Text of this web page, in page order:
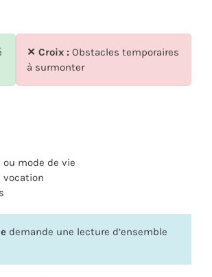
✕ Croix :Obstacles temporaires
à surmonter
mode de vie
vocation
demande une lecture d’ensemble